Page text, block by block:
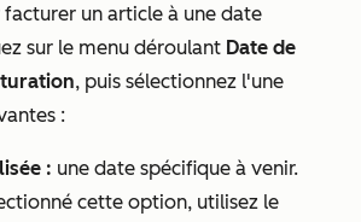
un article à une date
sur le menu déroulant Date de
, puis sélectionnez l'une
:
: une date spécifique à venir.
cette option, utilisez le